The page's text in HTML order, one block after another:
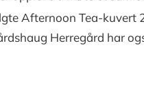
Afternoon Tea-kuvert
Herregård har